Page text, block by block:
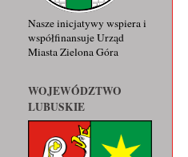
Nasze inicjatywy wspiera i
współfinansuje Urząd
Miasta Zielona Góra
WOJEWÓDZTWO
LUBUSKIE